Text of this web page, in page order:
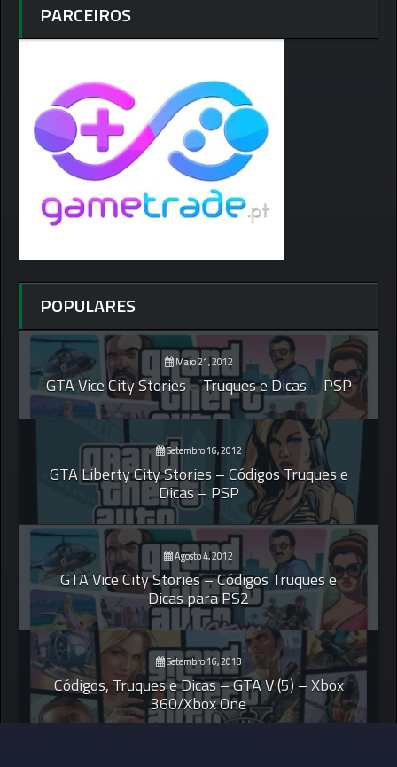
PARCEIROS
POPULARES
Maio 21, 2012
GTA Vice City Stories – Truques e Dicas – PSP
Setembro 16, 2012
GTA Liberty City Stories – Códigos Truques e
Dicas – PSP
Agosto 4, 2012
GTA Vice City Stories – Códigos Truques e
Dicas para PS2
Setembro 16, 2013
Códigos, Truques e Dicas – GTA V (5) – Xbox
360/Xbox One